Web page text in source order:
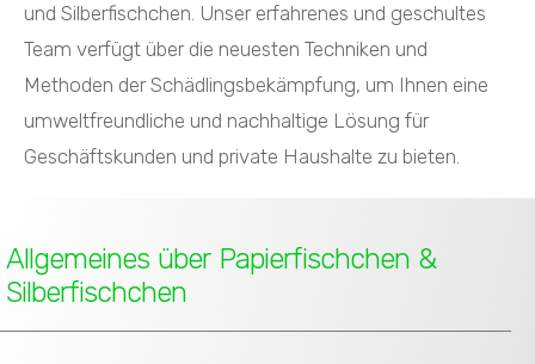
und Silberfischchen. Unser erfahrenes und geschultes
Team verfügt über die neuesten Techniken und
Methoden der Schädlingsbekämpfung, um Ihnen eine
umweltfreundliche und nachhaltige Lösung für
Geschäftskunden und private Haushalte zu bieten.
Allgemeines über Papierfischchen &
Silberfischchen